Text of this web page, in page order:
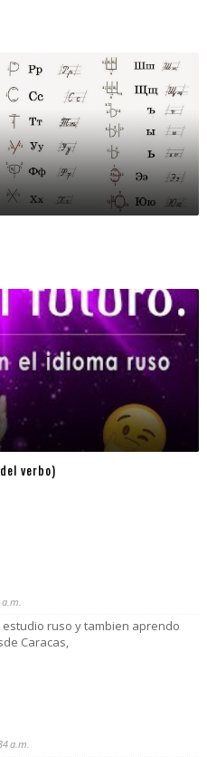
verbo)
estudio ruso y tambien aprendo
Caracas,
a.m.